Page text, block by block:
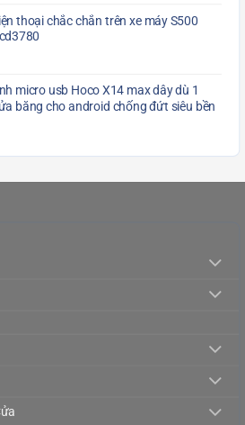
thoại chắc chắn trên xe máy S500
micro usb Hoco X14 max dây dù 1
băng cho android chống đứt siêu bền